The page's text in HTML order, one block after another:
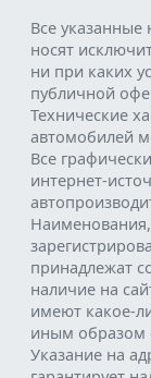
Все
носят
ни при каких
публичной
Технические
автомобилей
Все
интернет-
принадлежат
наличие на
имеют какое-
иным образом
Указание на